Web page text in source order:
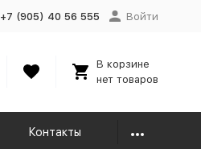
+7 (905) 40 56 555 Войти
В корзине
нет товаров
Контакты